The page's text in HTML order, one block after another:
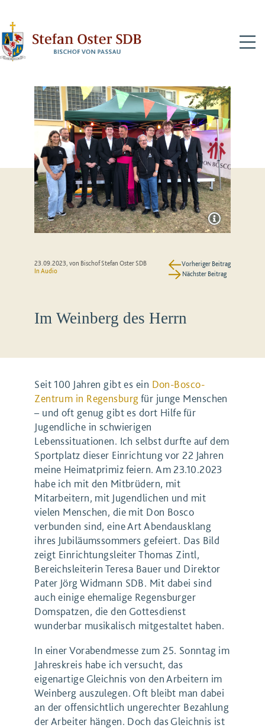
23.09.2023, von Bischof Stefan Oster SDB
In Audio
Vorheriger Beitrag
Nächster Beitrag
Im Weinberg des Herrn
Seit 100 Jahren gibt es ein Don-Bosco-
Zentrum in Regensburg für junge Menschen
– und oft genug gibt es dort Hilfe für
Jugendliche in schwierigen
Lebenssituationen. Ich selbst durfte auf dem
Sportplatz dieser Einrichtung vor 22 Jahren
meine Heimatprimiz feiern. Am 23.10.2023
habe ich mit den Mitbrüdern, mit
Mitarbeitern, mit Jugendlichen und mit
vielen Menschen, die mit Don Bosco
verbunden sind, eine Art Abendausklang
ihres Jubiläumssommers gefeiert. Das Bild
zeigt Einrichtungsleiter Thomas Zintl,
Bereichsleiterin Teresa Bauer und Direktor
Pater Jörg Widmann SDB. Mit dabei sind
auch einige ehemalige Regensburger
Domspatzen, die den Gottesdienst
wunderbar musikalisch mitgestaltet haben.
In einer Vorabendmesse zum 25. Sonntag im
Jahreskreis habe ich versucht, das
eigenartige Gleichnis von den Arbeitern im
Weinberg auszulegen. Oft bleibt man dabei
an der offensichtlich ungerechter Bezahlung
der Arbeiter hängen. Doch das Gleichnis ist